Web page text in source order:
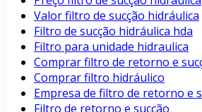
Valor filtro de sucção hidráulica
Filtro de sucção hidráulica hda
Filtro para unidade hidraulica
Comprar filtro de retorno e
Comprar filtro hidráulico
Empresa de filtro de retorno e
Filtro de retorno e sucção